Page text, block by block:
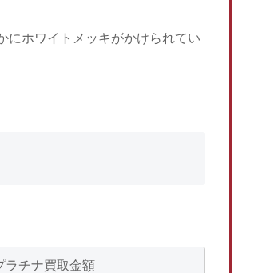
にホワイトメッキがかけられてい
ラチナ買取金額